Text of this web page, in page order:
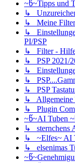
~წ~Tipps und
↳
↳ Meine
↳
PI/PSP
↳ Filter -
↳ PSP 2021/
↳
↳
↳ PSP
↳ Allgemeine
↳ Plugin
~წ~AI Tuben
↳ sternchens
↳ ~Elfes~ AI
↳ elsenimas